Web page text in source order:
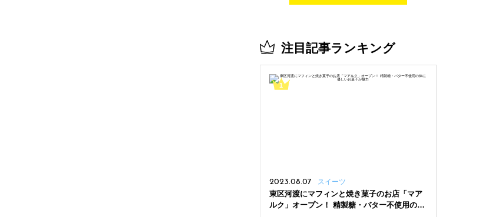
注目記事ランキング
2023.08.07 スイーツ
東区河渡にマフィンと焼き菓子のお店「マア
ルク」オープン！ 精製糖・バター不使用の体